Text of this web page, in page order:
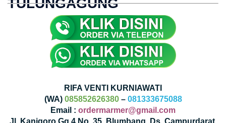
TULUNGAGUNG
RIFA VENTI KURNIAWATI
(WA) 085852626380– 081333675088
Email : ordermarmer@gmail.com
Jl. Kanigoro Gg 4 No. 35, Blumbang, Ds. Campurdarat,